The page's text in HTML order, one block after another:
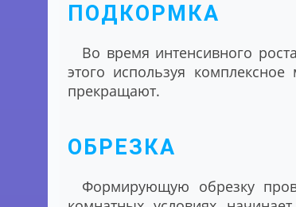
ПОДКОРМКА
Во время интенсивного
этого используя
прекращают.
ОБРЕЗКА
Формирующую обрезку